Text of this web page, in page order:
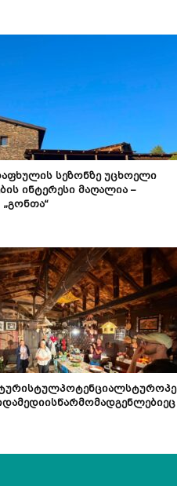
სეზონზე უცხოელი
ინტერესი მაღალია –